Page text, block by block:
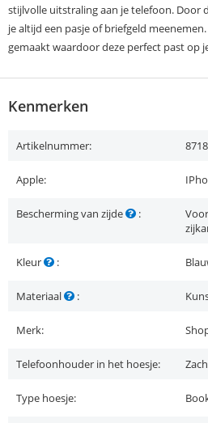
stijlvolle uitstraling aan je telefoon. Door
je altijd een pasje of briefgeld
gemaakt waardoor deze perfect past op
Kenmerken
Artikelnummer:
Apple:
Bescherming van zijde :
Kleur :
Materiaal :
Merk:
Telefoonhouder in het hoesje:
Type hoesje: